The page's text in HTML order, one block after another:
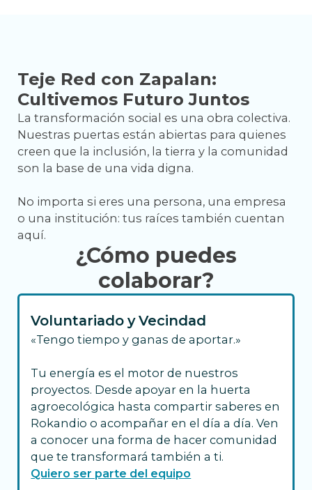
Teje Red con Zapalan:
Cultivemos Futuro Juntos
La transformación social es una obra colectiva.
Nuestras puertas están abiertas para quienes
creen que la inclusión, la tierra y la comunidad
son la base de una vida digna.
No importa si eres una persona, una empresa
o una institución: tus raíces también cuentan
aquí.
¿Cómo puedes
colaborar?
Voluntariado y Vecindad
«Tengo tiempo y ganas de aportar.»
Tu energía es el motor de nuestros
proyectos. Desde apoyar en la huerta
agroecológica hasta compartir saberes en
Rokandio o acompañar en el día a día. Ven
a conocer una forma de hacer comunidad
que te transformará también a ti.
Quiero ser parte del equipo